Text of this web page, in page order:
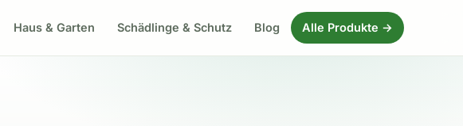
Haus & Garten Schädlinge & Schutz Blog Alle Produkte →